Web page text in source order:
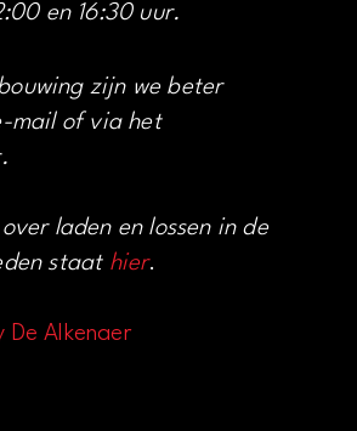
en 16:30 uur.
zijn we beter
mail of via het
laden en lossen in de
staat hier.
De Alkenaer